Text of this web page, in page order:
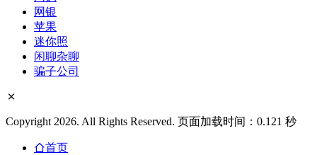
网银
苹果
迷你照
闲聊杂聊
骗子公司
Copyright 2026. All Rights Reserved. 页面加载时间：0.121 秒
首页